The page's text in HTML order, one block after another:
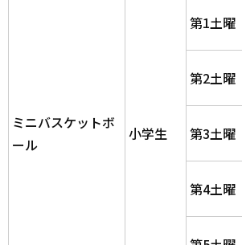
ミニバスケットボ
ール
小学生
第1土曜
第2土曜
第3土曜
第4土曜